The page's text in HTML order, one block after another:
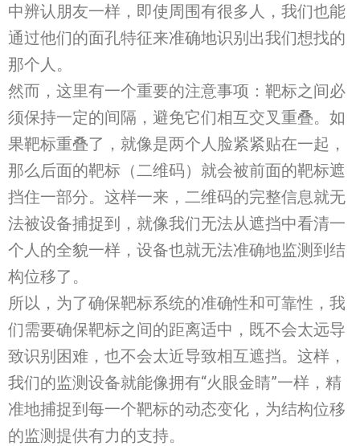
中辨认朋友一样，即使周围有很多人，我们也能
通过他们的面孔特征来准确地识别出我们想找的
那个人。
然而，这里有一个重要的注意事项：靶标之间必
须保持一定的间隔，避免它们相互交叉重叠。如
果靶标重叠了，就像是两个人脸紧紧贴在一起，
那么后面的靶标（二维码）就会被前面的靶标遮
挡住一部分。这样一来，二维码的完整信息就无
法被设备捕捉到，就像我们无法从遮挡中看清一
个人的全貌一样，设备也就无法准确地监测到结
构位移了。
所以，为了确保靶标系统的准确性和可靠性，我
们需要确保靶标之间的距离适中，既不会太远导
致识别困难，也不会太近导致相互遮挡。这样，
我们的监测设备就能像拥有“火眼金睛”一样，精
准地捕捉到每一个靶标的动态变化，为结构位移
的监测提供有力的支持。